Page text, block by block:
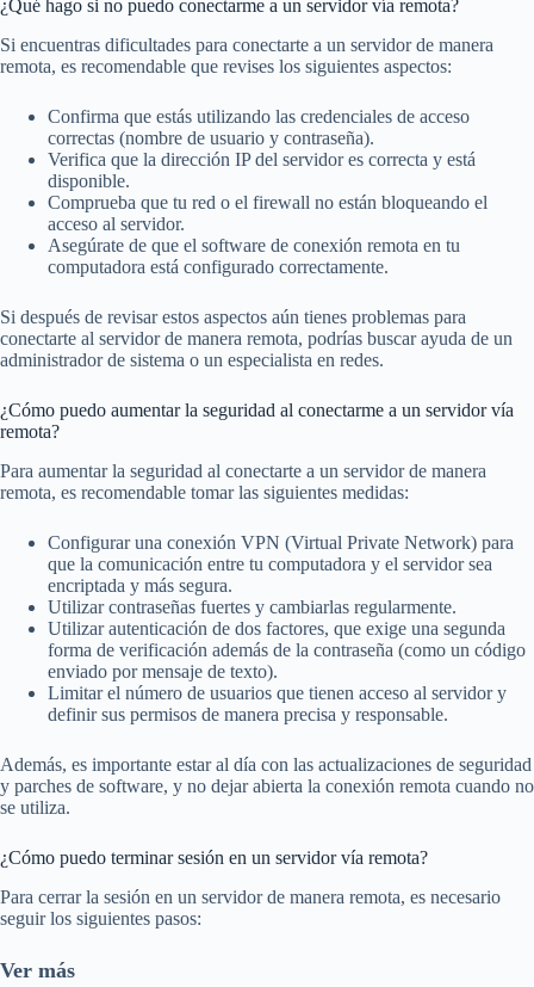
¿Qué hago si no puedo conectarme a un servidor vía remota?
Si encuentras dificultades para conectarte a un servidor de manera
remota, es recomendable que revises los siguientes aspectos:
Confirma que estás utilizando las credenciales de acceso
correctas (nombre de usuario y contraseña).
Verifica que la dirección IP del servidor es correcta y está
disponible.
Comprueba que tu red o el firewall no están bloqueando el
acceso al servidor.
Asegúrate de que el software de conexión remota en tu
computadora está configurado correctamente.
Si después de revisar estos aspectos aún tienes problemas para
conectarte al servidor de manera remota, podrías buscar ayuda de un
administrador de sistema o un especialista en redes.
¿Cómo puedo aumentar la seguridad al conectarme a un servidor vía
remota?
Para aumentar la seguridad al conectarte a un servidor de manera
remota, es recomendable tomar las siguientes medidas:
Configurar una conexión VPN (Virtual Private Network) para
que la comunicación entre tu computadora y el servidor sea
encriptada y más segura.
Utilizar contraseñas fuertes y cambiarlas regularmente.
Utilizar autenticación de dos factores, que exige una segunda
forma de verificación además de la contraseña (como un código
enviado por mensaje de texto).
Limitar el número de usuarios que tienen acceso al servidor y
definir sus permisos de manera precisa y responsable.
Además, es importante estar al día con las actualizaciones de seguridad
y parches de software, y no dejar abierta la conexión remota cuando no
se utiliza.
¿Cómo puedo terminar sesión en un servidor vía remota?
Para cerrar la sesión en un servidor de manera remota, es necesario
seguir los siguientes pasos:
Ver más